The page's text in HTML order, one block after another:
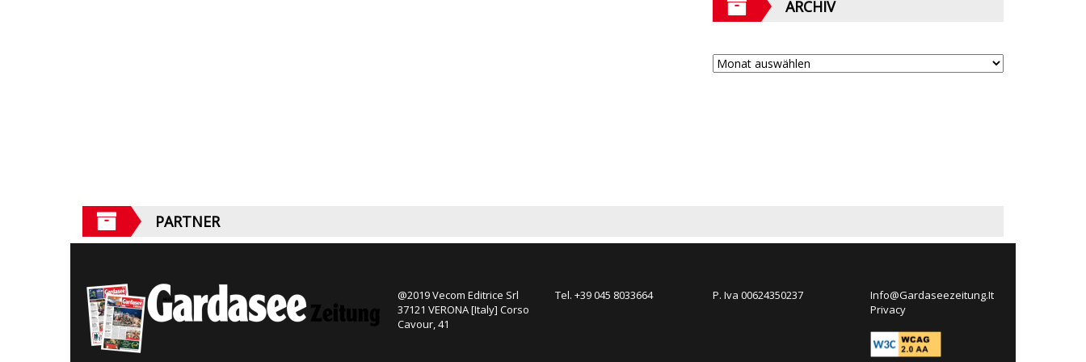
ARCHIV
PARTNER
@2019 Vecom Editrice Srl
37121 VERONA [Italy] Corso
Cavour, 41
Tel. +39 045 8033664 P. Iva 00624350237
Info@Gardaseezeitung.It
Privacy